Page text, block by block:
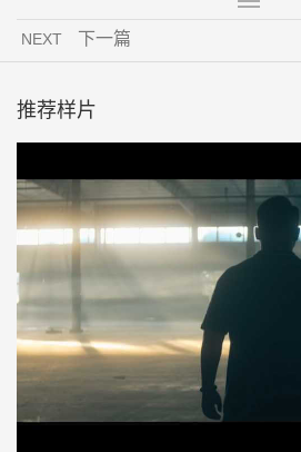
NEXT 下一篇
推荐样片